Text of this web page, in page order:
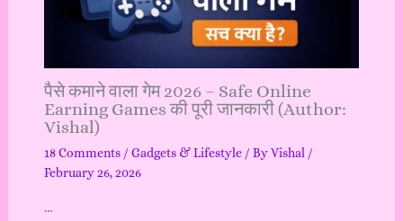
पैसे कमाने वाला गेम 2026 – Safe Online
Earning Games की पूरी जानकारी (Author:
Vishal)
18 Comments / Gadgets & Lifestyle/ ByVishal /
February 26, 2026
…